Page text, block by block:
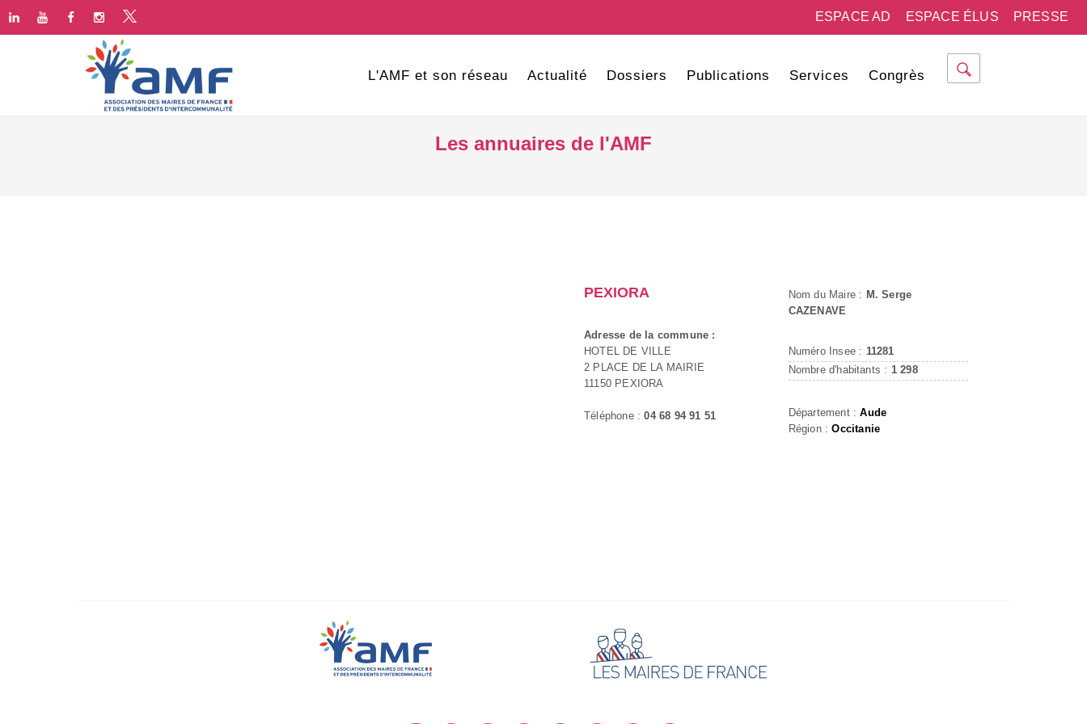
PRESSE
ESPACE ÉLUS
ESPACE AD
L'AMF et son réseau Actualité Dossiers Publications Services Congrès
Les annuaires de l'AMF
PEXIORA
Adresse de la commune :
HOTEL DE VILLE
2 PLACE DE LA MAIRIE
11150 PEXIORA
Téléphone :04 68 94 91 51
Nom du Maire : M. Serge
CAZENAVE
Numéro Insee : 11281
Nombre d'habitants : 1 298
Département :Aude
Région :Occitanie